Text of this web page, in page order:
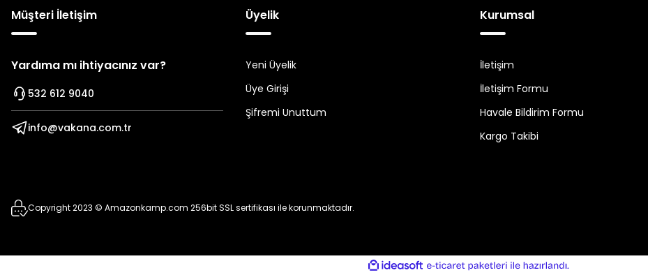
Müşteri İletişim
Yardıma mı ihtiyacınız var?
532 612 9040
info@vakana.com.tr
Üyelik
Yeni Üyelik
Üye Girişi
Şifremi Unuttum
Kurumsal
İletişim
İletişim Formu
Havale Bildirim Formu
Kargo Takibi
Copyright 2023 © Amazonkamp.com 256bit SSL sertifikası ile korunmaktadır.
ideasoft
e-